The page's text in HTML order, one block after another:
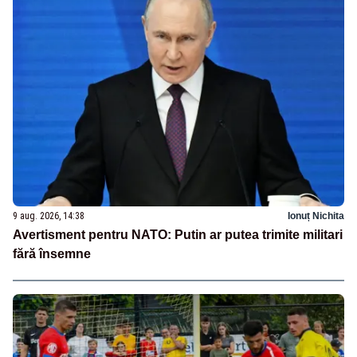
9 aug. 2026, 14:38 Ionuț Nichita
Avertisment pentru NATO: Putin ar putea trimite militari
fără însemne